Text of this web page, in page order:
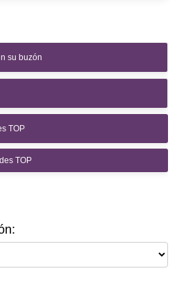
su buzón
TOP
TOP